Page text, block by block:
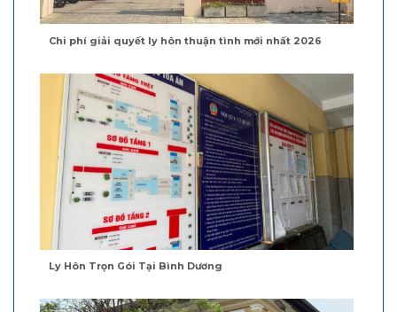
Chi phí giải quyết ly hôn thuận tình mới nhất 2026
Ly Hôn Trọn Gói Tại Bình Dương